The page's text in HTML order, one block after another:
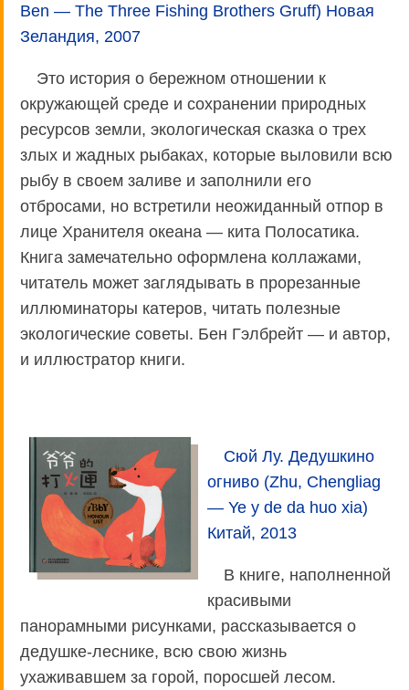
Ben — The Three Fishing Brothers Gruff) Новая
Зеландия, 2007
Это история о бережном отношении к
окружающей среде и сохранении природных
ресурсов земли, экологическая сказка о трех
злых и жадных рыбаках, которые выловили всю
рыбу в своем заливе и заполнили его
отбросами, но встретили неожиданный отпор в
лице Хранителя океана — кита Полосатика.
Книга замечательно оформлена коллажами,
читатель может заглядывать в прорезанные
иллюминаторы катеров, читать полезные
экологические советы. Бен Гэлбрейт — и автор,
и иллюстратор книги.
Сюй Лу. Дедушкино
огниво (Zhu, Chengliag
— Ye y de da huo xia)
Китай, 2013
В книге, наполненной
красивыми
панорамными рисунками, рассказывается о
дедушке-леснике, всю свою жизнь
ухаживавшем за горой, поросшей лесом.